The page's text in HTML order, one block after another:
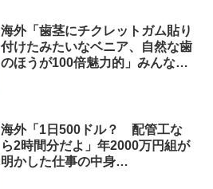
海外「歯茎にチクレットガム貼り
付けたみたいなベニア、自然な歯
のほうが100倍魅力的」みんな好
海外「1日500ドル？ 配管工な
ら2時間分だよ」年2000万円組が
明かした仕事の中身…